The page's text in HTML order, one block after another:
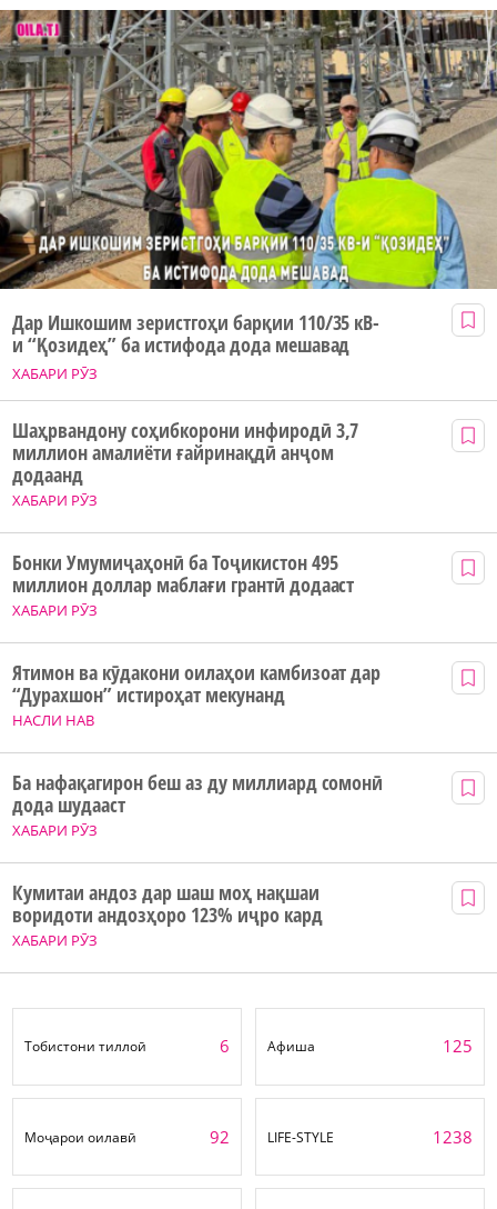
ХАБАРИ РӮЗ
Дар Ишкошим зеристгоҳи барқии 110/35 кВ-
и “Қозидеҳ” ба истифода дода мешавад
ХАБАРИ РӮЗ
Шаҳрвандону соҳибкорони инфиродӣ 3,7
миллион амалиёти ғайринақдӣ анҷом
додаанд
ХАБАРИ РӮЗ
Бонки Умумиҷаҳонӣ ба Тоҷикистон 495
миллион доллар маблағи грантӣ додааст
НАСЛИ НАВ
Ятимон ва кӯдакони оилаҳои камбизоат дар
“Дурахшон” истироҳат мекунанд
ХАБАРИ РӮЗ
Ба нафақагирон беш аз ду миллиард сомонӣ
дода шудааст
ХАБАРИ РӮЗ
Кумитаи андоз дар шаш моҳ нақшаи
воридоти андозҳоро 123% иҷро кард
Тобистони тиллоӣ 6 Афиша 125
Моҷарои оилавӣ 92 LIFE-STYLE 1238